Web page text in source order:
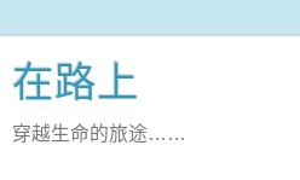
在路上
穿越生命的旅途……